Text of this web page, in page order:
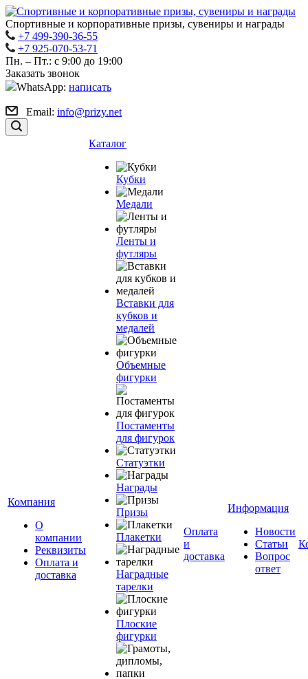
Спортивные и корпоративные призы, сувениры и награды
+7 499-390-36-55
+7 925-070-53-71
Пн. – Пт.: с 9:00 до 19:00
Заказать звонок
WhatsApp: написать
Email: info@prizy.net
Компания
О
компании
Реквизиты
Оплата и
доставка
Каталог
Кубки
Медали
Ленты и
футляры
Вставки для
кубков и
медалей
Объемные
фигурки
Постаменты
для фигурок
Статуэтки
Награды
Призы
Плакетки
Наградные
тарелки
Плоские
фигурки
Оплата
и
доставка
Информация
Новости
Статьи
Вопрос
ответ